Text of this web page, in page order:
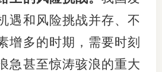
遇和风险挑战并存、不
增多的时期，需要时刻
急甚至惊涛骇浪的重大